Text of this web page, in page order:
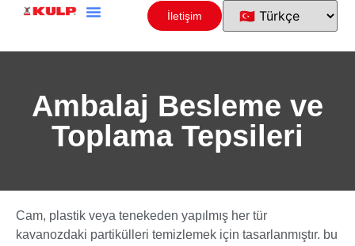
İletişim
Ambalaj Besleme ve
Toplama Tepsileri
Cam, plastik veya tenekeden yapılmış her tür
kavanozdaki partikülleri temizlemek için tasarlanmıştır. bu